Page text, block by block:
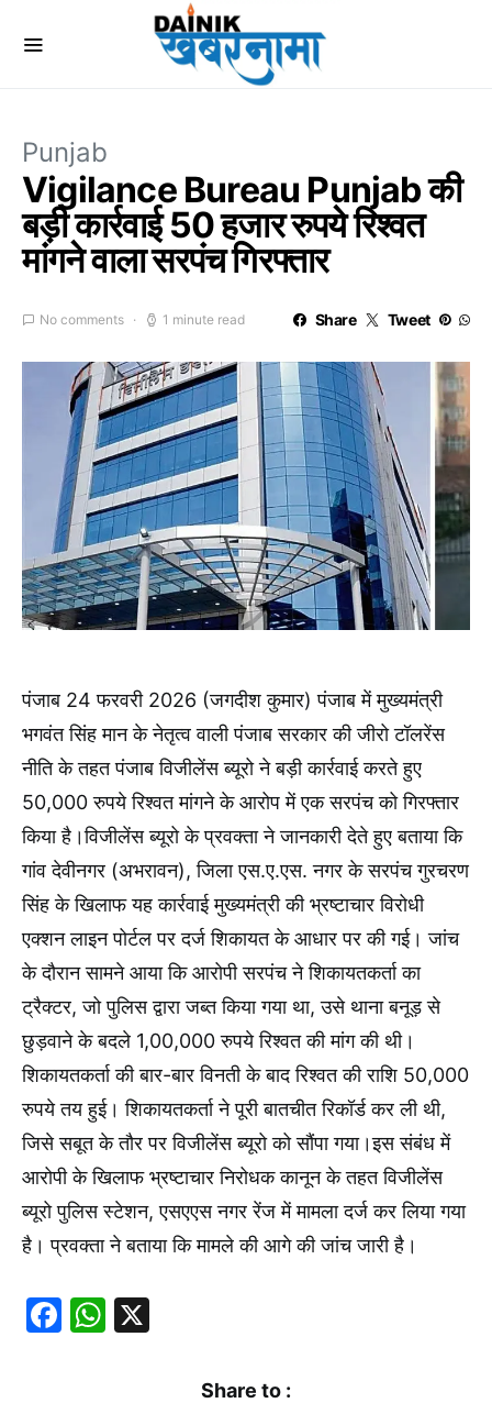
Punjab
Vigilance Bureau Punjab की
बड़ी कार्रवाई 50 हजार रुपये रिश्वत
मांगने वाला सरपंच गिरफ्तार
No comments 1 minute read Share Tweet
पंजाब 24 फरवरी 2026 (जगदीश कुमार) पंजाब में मुख्यमंत्री
भगवंत सिंह मान के नेतृत्व वाली पंजाब सरकार की जीरो टॉलरेंस
नीति के तहत पंजाब विजीलेंस ब्यूरो ने बड़ी कार्रवाई करते हुए
50,000 रुपये रिश्वत मांगने के आरोप में एक सरपंच को गिरफ्तार
किया है।विजीलेंस ब्यूरो के प्रवक्ता ने जानकारी देते हुए बताया कि
गांव देवीनगर (अभरावन), जिला एस.ए.एस. नगर के सरपंच गुरचरण
सिंह के खिलाफ यह कार्रवाई मुख्यमंत्री की भ्रष्टाचार विरोधी
एक्शन लाइन पोर्टल पर दर्ज शिकायत के आधार पर की गई। जांच
के दौरान सामने आया कि आरोपी सरपंच ने शिकायतकर्ता का
ट्रैक्टर, जो पुलिस द्वारा जब्त किया गया था, उसे थाना बनूड़ से
छुड़वाने के बदले 1,00,000 रुपये रिश्वत की मांग की थी।
शिकायतकर्ता की बार-बार विनती के बाद रिश्वत की राशि 50,000
रुपये तय हुई। शिकायतकर्ता ने पूरी बातचीत रिकॉर्ड कर ली थी,
जिसे सबूत के तौर पर विजीलेंस ब्यूरो को सौंपा गया।इस संबंध में
आरोपी के खिलाफ भ्रष्टाचार निरोधक कानून के तहत विजीलेंस
ब्यूरो पुलिस स्टेशन, एसएएस नगर रेंज में मामला दर्ज कर लिया गया
है। प्रवक्ता ने बताया कि मामले की आगे की जांच जारी है।
Facebook
WhatsApp
Share to :